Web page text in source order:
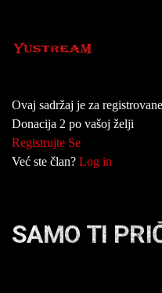
Ovaj sadržaj je za
Donacija 2 po vašoj želji
Registrujte Se
Već ste član? Log in
SAMO TI